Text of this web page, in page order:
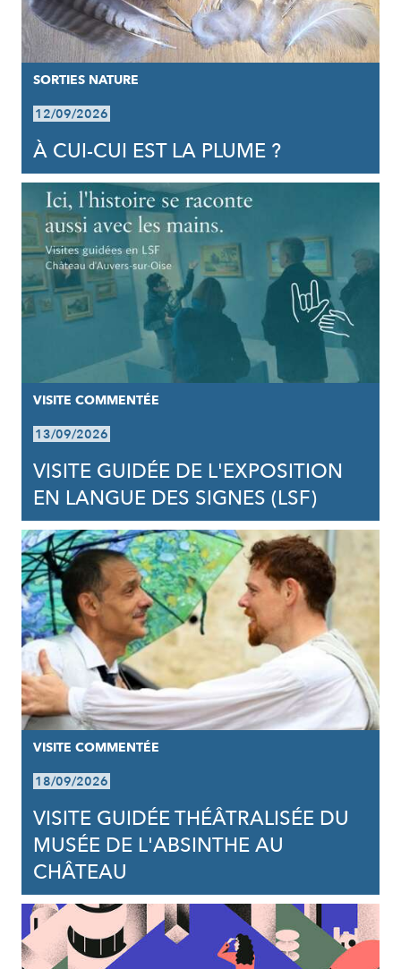
SORTIES NATURE
12/09/2026
À CUI-CUI EST LA PLUME ?
VISITE COMMENTÉE
13/09/2026
VISITE GUIDÉE DE L'EXPOSITION
EN LANGUE DES SIGNES (LSF)
VISITE COMMENTÉE
18/09/2026
VISITE GUIDÉE THÉÂTRALISÉE DU
MUSÉE DE L'ABSINTHE AU
CHÂTEAU